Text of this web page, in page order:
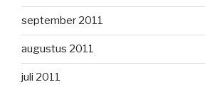
september 2011
augustus 2011
juli 2011